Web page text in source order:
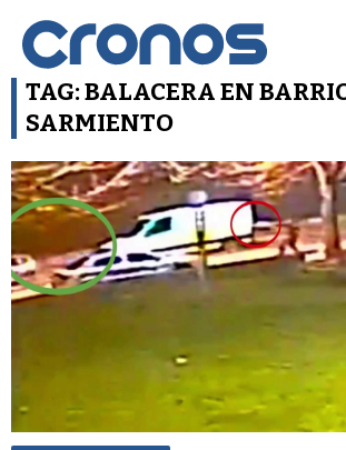
TAG: BALACERA EN
SARMIENTO